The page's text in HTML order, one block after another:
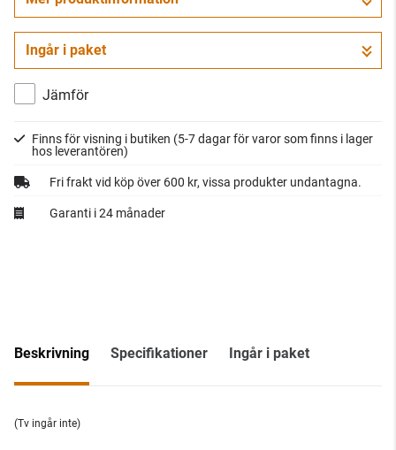
Gå till kassan
Ingår i paket
Jämför
Finns för visning i butiken (5-7 dagar för varor som finns i lager
hos leverantören)
Fri frakt vid köp över 600 kr, vissa produkter undantagna.
Garanti i 24 månader
Beskrivning Specifikationer Ingår i paket
(Tv ingår inte)